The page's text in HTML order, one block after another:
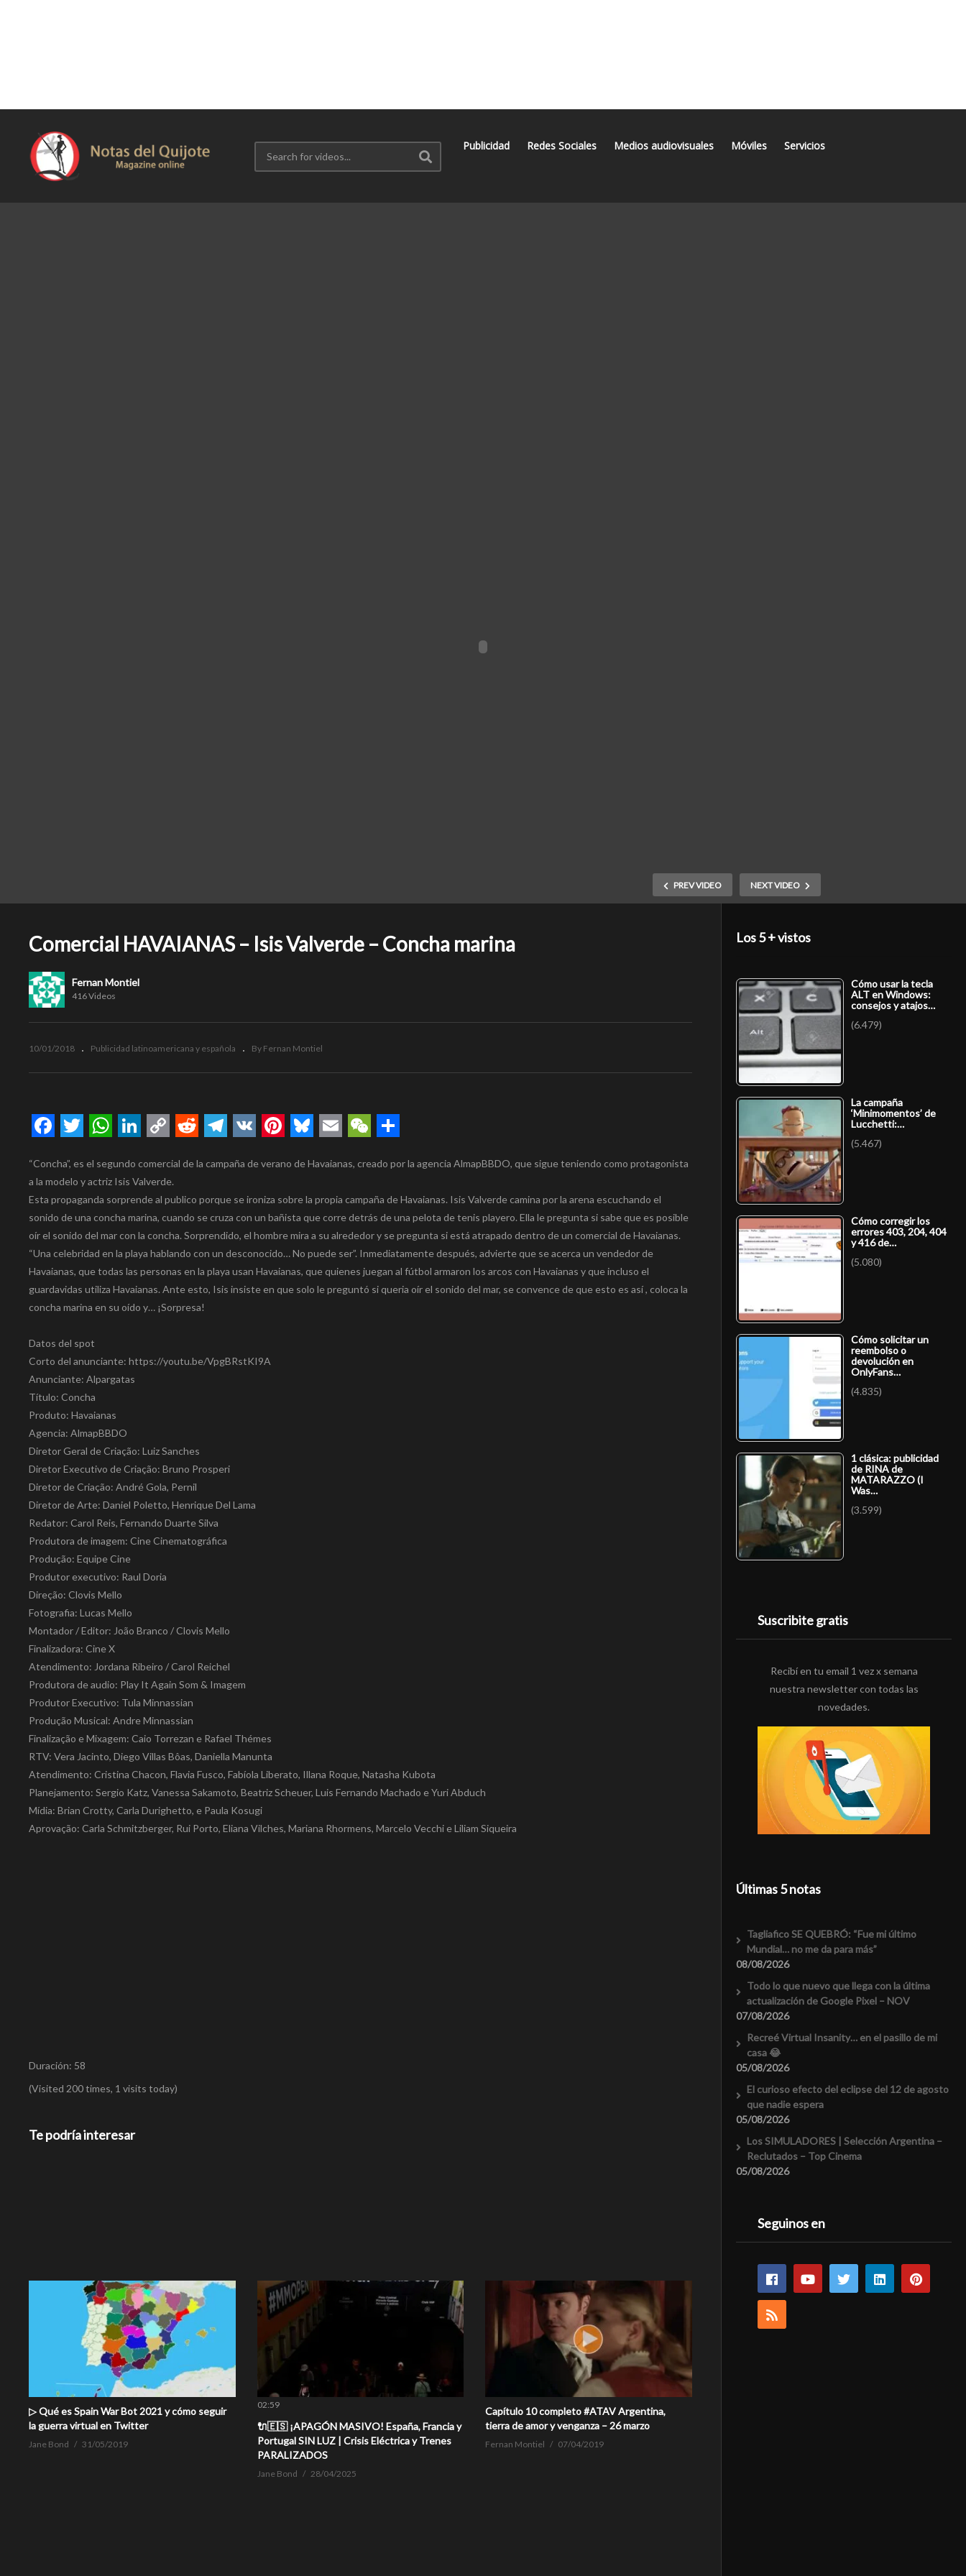
Publicidad Redes Sociales Medios audiovisuales Móviles Servicios
PREV VIDEO NEXT VIDEO
Comercial HAVAIANAS – Isis Valverde – Concha marina
Fernan Montiel
416 Videos
10/01/2018 Publicidad latinoamericana y española By Fernan Montiel
Link
“Concha”, es el segundo comercial de la campaña de verano de Havaianas, creado por la agencia AlmapBBDO, que sigue teniendo como protagonista
a la modelo y actriz Isis Valverde.
Esta propaganda sorprende al publico porque se ironiza sobre la propia campaña de Havaianas. Isis Valverde camina por la arena escuchando el
sonido de una concha marina, cuando se cruza con un bañista que corre detrás de una pelota de tenis playero. Ella le pregunta si sabe que es posible
oír el sonido del mar con la concha. Sorprendido, el hombre mira a su alrededor y se pregunta si está atrapado dentro de un comercial de Havaianas.
“Una celebridad en la playa hablando con un desconocido… No puede ser”. Inmediatamente después, advierte que se acerca un vendedor de
Havaianas, que todas las personas en la playa usan Havaianas, que quienes juegan al fútbol armaron los arcos con Havaianas y que incluso el
guardavidas utiliza Havaianas. Ante esto, Isis insiste en que solo le preguntó si queria oír el sonido del mar, se convence de que esto es así , coloca la
concha marina en su oído y… ¡Sorpresa!
Datos del spot
Corto del anunciante: https://youtu.be/VpgBRstKI9A
Anunciante: Alpargatas
Título: Concha
Produto: Havaianas
Agencia: AlmapBBDO
Diretor Geral de Criação: Luiz Sanches
Diretor Executivo de Criação: Bruno Prosperi
Diretor de Criação: André Gola, Pernil
Diretor de Arte: Daniel Poletto, Henrique Del Lama
Redator: Carol Reis, Fernando Duarte Silva
Produtora de imagem: Cine Cinematográfica
Produção: Equipe Cine
Produtor executivo: Raul Doria
Direção: Clovis Mello
Fotografia: Lucas Mello
Montador / Editor: João Branco / Clovis Mello
Finalizadora: Cine X
Atendimento: Jordana Ribeiro / Carol Reichel
Produtora de audio: Play It Again Som & Imagem
Produtor Executivo: Tula Minnassian
Produção Musical: Andre Minnassian
Finalização e Mixagem: Caio Torrezan e Rafael Thémes
RTV: Vera Jacinto, Diego Villas Bôas, Daniella Manunta
Atendimento: Cristina Chacon, Flavia Fusco, Fabíola Liberato, Illana Roque, Natasha Kubota
Planejamento: Sergio Katz, Vanessa Sakamoto, Beatriz Scheuer, Luis Fernando Machado e Yuri Abduch
Mídia: Brian Crotty, Carla Durighetto, e Paula Kosugi
Aprovação: Carla Schmitzberger, Rui Porto, Eliana Vilches, Mariana Rhormens, Marcelo Vecchi e Liliam Siqueira
Duración: 58
(Visited 200 times, 1 visits today)
Te podría interesar
▷ Qué es Spain War Bot 2021 y cómo seguir
la guerra virtual en Twitter
Jane Bond 31/05/2019
02:59
🔌🇪🇸 ¡APAGÓN MASIVO! España, Francia y
Portugal SIN LUZ | Crisis Eléctrica y Trenes
PARALIZADOS
Jane Bond 28/04/2025
Capítulo 10 completo #ATAV Argentina,
tierra de amor y venganza – 26 marzo
Fernan Montiel 07/04/2019
Los 5 + vistos
Cómo usar la tecla
ALT en Windows:
consejos y atajos…
(6.479)
La campaña
‘Minimomentos’ de
Lucchetti:…
(5.467)
Cómo corregir los
errores 403, 204, 404
y 416 de…
(5.080)
Cómo solicitar un
reembolso o
devolución en
OnlyFans…
(4.835)
1 clásica: publicidad
de RINA de
MATARAZZO (I
Was…
(3.599)
Suscribite gratis
Recibí en tu email 1 vez x semana
nuestra newsletter con todas las
novedades.
Últimas 5 notas
Tagliafico SE QUEBRÓ: “Fue mi último
Mundial… no me da para más”
08/08/2026
Todo lo que nuevo que llega con la última
actualización de Google Pixel – NOV
07/08/2026
Recreé Virtual Insanity… en el pasillo de mi
casa 😂
05/08/2026
El curioso efecto del eclipse del 12 de agosto
que nadie espera
05/08/2026
Los SIMULADORES | Selección Argentina –
Reclutados – Top Cinema
05/08/2026
Seguinos en